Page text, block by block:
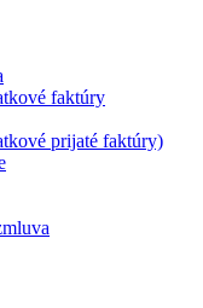
faktúry
prijaté faktúry)